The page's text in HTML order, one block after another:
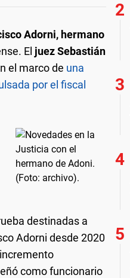
Adorni, hermano
El juez Sebastián
el marco de una
por el fiscal
destinadas a
Adorni desde 2020
como funcionario